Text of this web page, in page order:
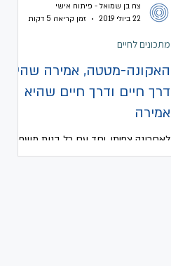
האקונה-מטטה, אמירה שהיא
דרך חיים ודרך חיים שהיא
אמירה
לאחרונה צפיתי, יחד עם כל בנות משפחתי,
בסרט מלך האריות, האולם היה מלא
מתכונים לחיים
צח בן שמואל - פיתוח אישי
22 ביולי 2019
זמן קריאה 5 דקות